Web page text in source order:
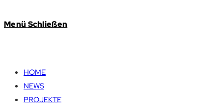
Menü Schließen
HOME
NEWS
PROJEKTE